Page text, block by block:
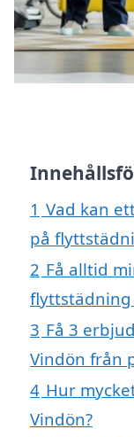
1 Vad kan
på
2 Få alltid
flyttstädning
3 Få 3
Vindön från
4 Hur
Vindön?